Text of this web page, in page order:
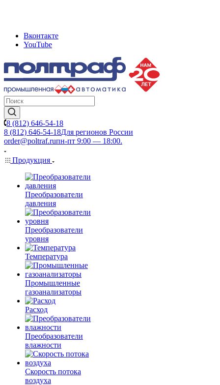
Вконтакте
YouTube
8 (812) 646-54-18
8 (812) 646-54-18Для регионов России
order@poltraf.ruпн-пт 9:00 — 18:00.
Продукция
Преобразователи
давления
Преобразователи
уровня
Температура
Промышленные
газоанализаторы
Расход
Преобразователи
влажности
Скорость потока
воздуха